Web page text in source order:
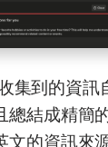
集到的資訊
總結成精簡
文的資訊來